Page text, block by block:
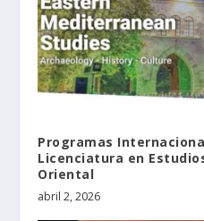
Programas
Licenciatura en
Oriental
abril 2, 2026